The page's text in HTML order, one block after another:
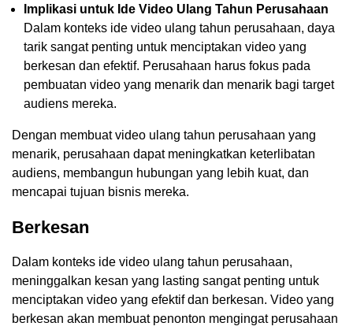
Implikasi untuk Ide Video Ulang Tahun Perusahaan
Dalam konteks ide video ulang tahun perusahaan, daya
tarik sangat penting untuk menciptakan video yang
berkesan dan efektif. Perusahaan harus fokus pada
pembuatan video yang menarik dan menarik bagi target
audiens mereka.
Dengan membuat video ulang tahun perusahaan yang
menarik, perusahaan dapat meningkatkan keterlibatan
audiens, membangun hubungan yang lebih kuat, dan
mencapai tujuan bisnis mereka.
Berkesan
Dalam konteks ide video ulang tahun perusahaan,
meninggalkan kesan yang lasting sangat penting untuk
menciptakan video yang efektif dan berkesan. Video yang
berkesan akan membuat penonton mengingat perusahaan